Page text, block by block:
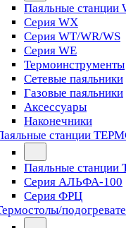
Паяльные станции
Серия WX
Серия WT/WR/WS
Серия WE
Термоинструменты
Сетевые паяльники
Газовые паяльники
Аксессуары
Наконечники
станции
Паяльные
Серия АЛЬФА-100
Серия ФРЦ